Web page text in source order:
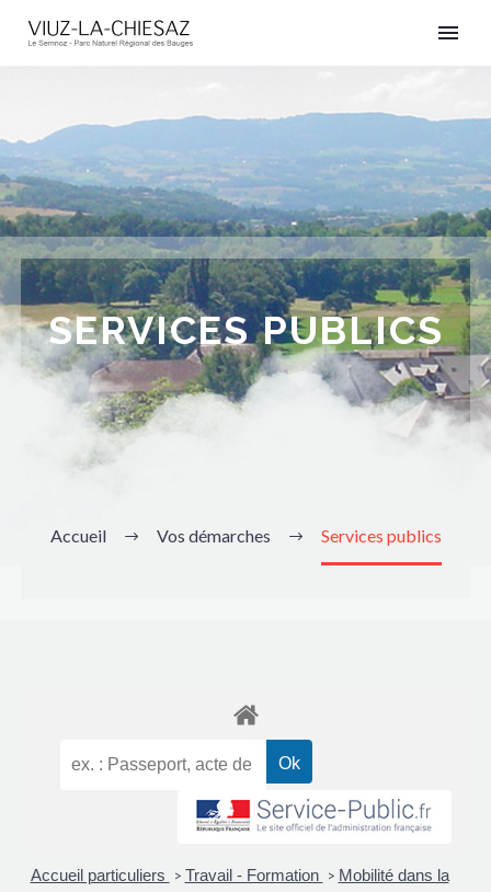
SERVICES PUBLICS
Accueil Vos démarches Services publics
Accueil particuliers > Travail - Formation > Mobilité dans la